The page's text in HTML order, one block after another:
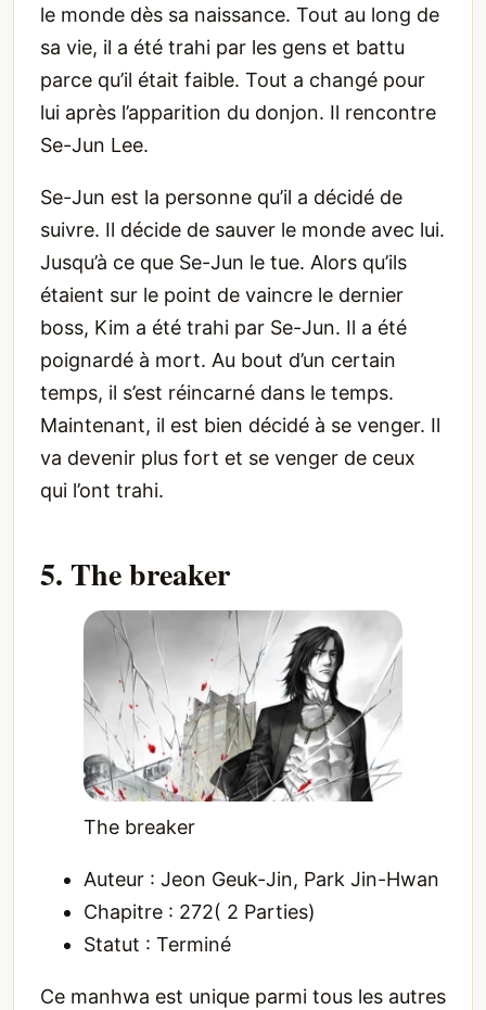
le monde dès sa naissance. Tout au long de
sa vie, il a été trahi par les gens et battu
parce qu’il était faible. Tout a changé pour
lui après l’apparition du donjon. Il rencontre
Se-Jun Lee.
Se-Jun est la personne qu’il a décidé de
suivre. Il décide de sauver le monde avec lui.
Jusqu’à ce que Se-Jun le tue. Alors qu’ils
étaient sur le point de vaincre le dernier
boss, Kim a été trahi par Se-Jun. Il a été
poignardé à mort. Au bout d’un certain
temps, il s’est réincarné dans le temps.
Maintenant, il est bien décidé à se venger. Il
va devenir plus fort et se venger de ceux
qui l’ont trahi.
5. The breaker
The breaker
Auteur : Jeon Geuk-Jin, Park Jin-Hwan
Chapitre : 272( 2 Parties)
Statut : Terminé
Ce manhwa est unique parmi tous les autres